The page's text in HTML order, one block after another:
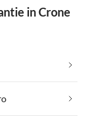
in Crone